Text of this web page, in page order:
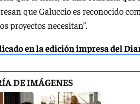
que Galuccio es reconocido
proyectos necesitan”.
en la edición impresa del
DE IMÁGENES